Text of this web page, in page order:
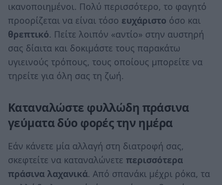
ικανοποιημένοι. Πολύ περισσότερο, το φαγητό
προορίζεται να είναι τόσο ευχάριστο όσο και
θρεπτικό. Πείτε λοιπόν «αντίο» στην αυστηρή
σας δίαιτα και δοκιμάστε τους παρακάτω
υγιεινούς τρόπους, τους οποίους μπορείτε να
τηρείτε για όλη σας τη ζωή.
Καταναλώστε φυλλώδη πράσινα
γεύματα δύο φορές την ημέρα
Εάν κάνετε μία αλλαγή στη διατροφή σας,
σκεφτείτε να καταναλώνετε περισσότερα
πράσινα λαχανικά. Από σπανάκι μέχρι ρόκα, τα